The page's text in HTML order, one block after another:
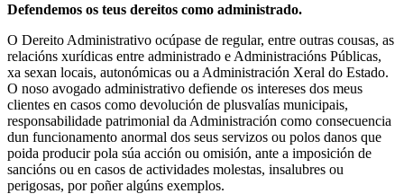
Defendemos os teus dereitos como administrado.
O Dereito Administrativo ocúpase de regular, entre outras cousas, as
relacións xurídicas entre administrado e Administracións Públicas,
xa sexan locais, autonómicas ou a Administración Xeral do Estado.
O noso avogado administrativo defiende os intereses dos meus
clientes en casos como devolución de plusvalías municipais,
responsabilidade patrimonial da Administración como consecuencia
dun funcionamento anormal dos seus servizos ou polos danos que
poida producir pola súa acción ou omisión, ante a imposición de
sancións ou en casos de actividades molestas, insalubres ou
perigosas, por poñer algúns exemplos.